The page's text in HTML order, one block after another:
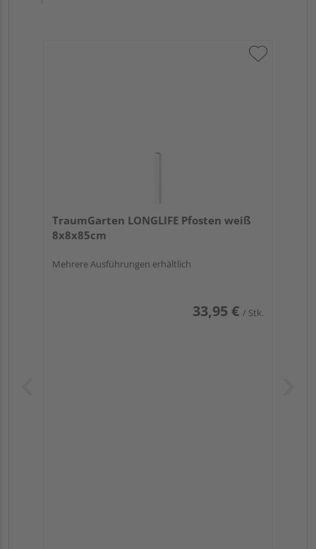
TraumGarten LONGLIFE Pfosten weiß
8x8x85cm
Mehrere Ausführungen erhältlich
33,95 € / Stk.